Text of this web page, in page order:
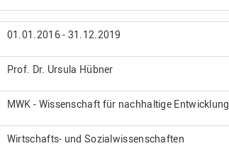
01.01.2016 - 31.12.2019
Prof. Dr. Ursula Hübner
MWK - Wissenschaft für nachhaltige Entwicklung
Wirtschafts- und Sozialwissenschaften